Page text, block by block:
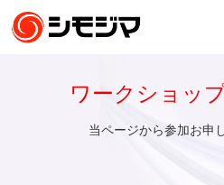
ワークショッ
当ページから参加お申